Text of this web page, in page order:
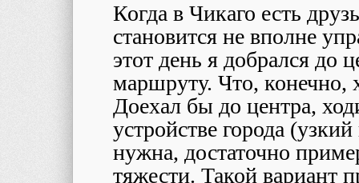
Когда в Чикаго есть
становится не вполне
этот день я добрался до
маршруту. Что, конечно,
Доехал бы до центра,
устройстве города
нужна, достаточно
тяжести. Такой вариант